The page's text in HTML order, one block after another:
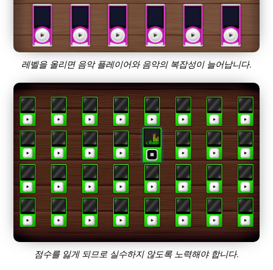
레벨을 올리면 음악 플레이어와 음악의 복잡성이 늘어납니다.
점수를 잃게 되므로 실수하지 않도록 노력해야 합니다.